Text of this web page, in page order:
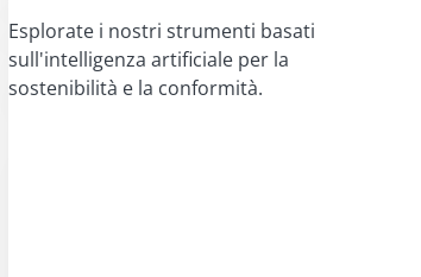
Esplorate i nostri strumenti basati
sull'intelligenza artificiale per la
sostenibilità e la conformità.